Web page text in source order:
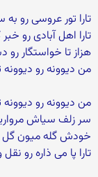
تارا تور عروسی رو به
تارا اهل آبادی رو
هزاز تا خواستگار
من دیوونه رو دیوونه
من دیوونه رو دیوونه
سر زلف سیاش
خودش گله میون
تارا پا می ذاره رو